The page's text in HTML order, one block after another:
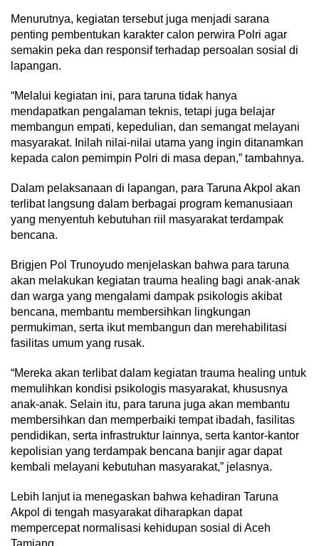
Menurutnya, kegiatan tersebut juga menjadi sarana
penting pembentukan karakter calon perwira Polri agar
semakin peka dan responsif terhadap persoalan sosial di
lapangan.
“Melalui kegiatan ini, para taruna tidak hanya
mendapatkan pengalaman teknis, tetapi juga belajar
membangun empati, kepedulian, dan semangat melayani
masyarakat. Inilah nilai-nilai utama yang ingin ditanamkan
kepada calon pemimpin Polri di masa depan,” tambahnya.
Dalam pelaksanaan di lapangan, para Taruna Akpol akan
terlibat langsung dalam berbagai program kemanusiaan
yang menyentuh kebutuhan riil masyarakat terdampak
bencana.
Brigjen Pol Trunoyudo menjelaskan bahwa para taruna
akan melakukan kegiatan trauma healing bagi anak-anak
dan warga yang mengalami dampak psikologis akibat
bencana, membantu membersihkan lingkungan
permukiman, serta ikut membangun dan merehabilitasi
fasilitas umum yang rusak.
“Mereka akan terlibat dalam kegiatan trauma healing untuk
memulihkan kondisi psikologis masyarakat, khususnya
anak-anak. Selain itu, para taruna juga akan membantu
membersihkan dan memperbaiki tempat ibadah, fasilitas
pendidikan, serta infrastruktur lainnya, serta kantor-kantor
kepolisian yang terdampak bencana banjir agar dapat
kembali melayani kebutuhan masyarakat,” jelasnya.
Lebih lanjut ia menegaskan bahwa kehadiran Taruna
Akpol di tengah masyarakat diharapkan dapat
mempercepat normalisasi kehidupan sosial di Aceh
Tamiang.